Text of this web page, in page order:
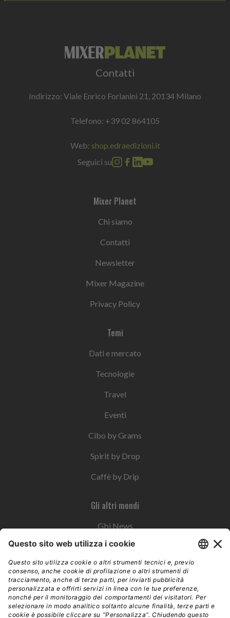
Contatti
Indirizzo: Viale Enrico Forlanini 21, 20134 Milano
Telefono: +39 02 864105
Web: shop.edraedizioni.it
Seguici su
Mixer Planet
Chi siamo
Contatti
Newsletter
Mixer Magazine
Privacy Policy
Temi
Dati e mercato
Tecnologie
Travel
Eventi
Cibo by Grams
Spirit by Drop
Caffè by Drip
Gli altri mondi
Gbi News
Instoremag
Esplora il gruppo
Edra Edizioni